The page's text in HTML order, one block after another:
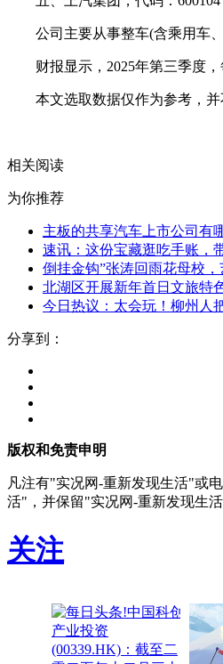
公司主要从事整车(含乘用车
财报显示，2025年第三季度
本文选取数据仅作为参考，
相关阅读
为你推荐
主板的共享汽车上市公司有
速讯：这份宝藏逛吃手账，
倒挂金钩”张涛回雨花母校
北湖区开展新年首日文旅特
今日热议：太会玩！柳州人
分享到：
版权和免责申明
凡注有"实况网-重新发现生活"或
活"，并保留"实况网-重新发现生活
关注